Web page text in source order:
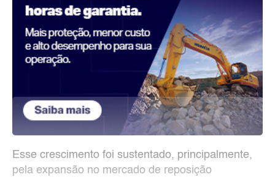
Esse crescimento foi sustentado, principalmente,
pela expansão no mercado de reposição